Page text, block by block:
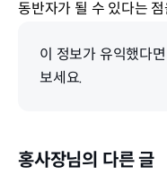
동반자가 될 수 있다는
이 정보가 유익했다
보세요.
홍사장님의 다른 글